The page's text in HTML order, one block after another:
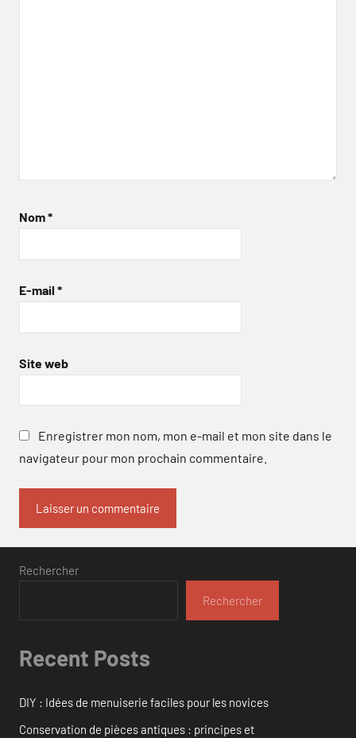
Nom*
E-mail *
Site web
Enregistrer mon nom, mon e-mail et mon site dans le
navigateur pour mon prochain commentaire.
Rechercher
Rechercher
Recent Posts
DIY : Idées de menuiserie faciles pour les novices
Conservation de pièces antiques : principes et